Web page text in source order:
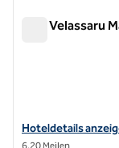
Niva Velassaru
Hoteldetails für
Hoteldetails
6,20 Meilen